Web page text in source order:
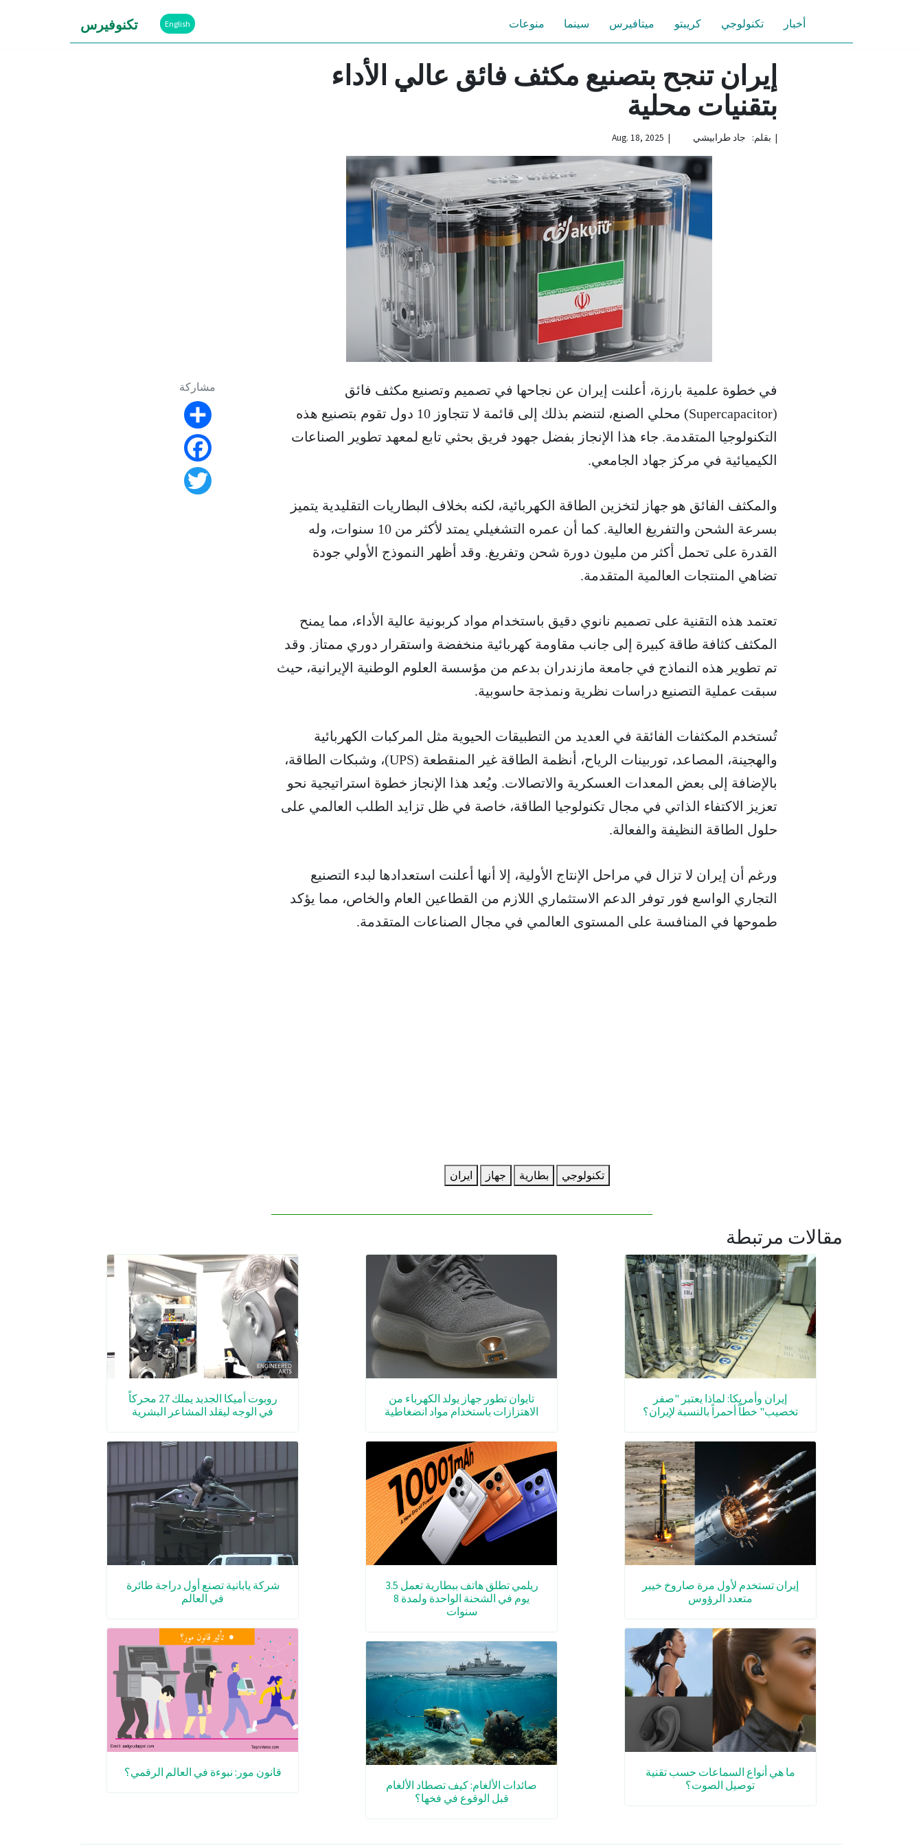
أخبار تكنولوجي كريبتو ميتافيرس سينما منوعات English تكنوفيرس
إيران تنجح بتصنيع مكثف فائق عالي الأداء
بتقنيات محلية
| بقلم: جاد طرابيشي | Aug. 18, 2025
في خطوة علمية بارزة، أعلنت إيران عن نجاحها في تصميم وتصنيع مكثف فائق
(Supercapacitor) محلي الصنع، لتنضم بذلك إلى قائمة لا تتجاوز 10 دول تقوم بتصنيع هذه
التكنولوجيا المتقدمة. جاء هذا الإنجاز بفضل جهود فريق بحثي تابع لمعهد تطوير الصناعات
الكيميائية في مركز جهاد الجامعي.
والمكثف الفائق هو جهاز لتخزين الطاقة الكهربائية، لكنه بخلاف البطاريات التقليدية يتميز
بسرعة الشحن والتفريغ العالية. كما أن عمره التشغيلي يمتد لأكثر من 10 سنوات، وله
القدرة على تحمل أكثر من مليون دورة شحن وتفريغ. وقد أظهر النموذج الأولي جودة
تضاهي المنتجات العالمية المتقدمة.
تعتمد هذه التقنية على تصميم نانوي دقيق باستخدام مواد كربونية عالية الأداء، مما يمنح
المكثف كثافة طاقة كبيرة إلى جانب مقاومة كهربائية منخفضة واستقرار دوري ممتاز. وقد
تم تطوير هذه النماذج في جامعة مازندران بدعم من مؤسسة العلوم الوطنية الإيرانية، حيث
سبقت عملية التصنيع دراسات نظرية ونمذجة حاسوبية.
تُستخدم المكثفات الفائقة في العديد من التطبيقات الحيوية مثل المركبات الكهربائية
والهجينة، المصاعد، توربينات الرياح، أنظمة الطاقة غير المنقطعة (UPS)، وشبكات الطاقة،
بالإضافة إلى بعض المعدات العسكرية والاتصالات. ويُعد هذا الإنجاز خطوة استراتيجية نحو
تعزيز الاكتفاء الذاتي في مجال تكنولوجيا الطاقة، خاصة في ظل تزايد الطلب العالمي على
حلول الطاقة النظيفة والفعالة.
ورغم أن إيران لا تزال في مراحل الإنتاج الأولية، إلا أنها أعلنت استعدادها لبدء التصنيع
التجاري الواسع فور توفر الدعم الاستثماري اللازم من القطاعين العام والخاص، مما يؤكد
طموحها في المنافسة على المستوى العالمي في مجال الصناعات المتقدمة.
تكنولوجي بطارية جهاز ايران
مشاركة
Share
Facebook
مقالات مرتبطة
إيران وأمريكا: لماذا يعتبر "صفر
تخصيب" خطاً أحمراً بالنسبة لإيران؟
إيران تستخدم لأول مرة صاروخ خيبر
متعدد الرؤوس
ما هي أنواع السماعات حسب تقنية
توصيل الصوت؟
تايوان تطور جهاز يولد الكهرباء من
الاهتزازات باستخدام مواد انضغاطية
ريلمي تطلق هاتف ببطارية تعمل 3.5
يوم في الشحنة الواحدة ولمدة 8
سنوات
صائدات الألغام: كيف تصطاد الألغام
قبل الوقوع في فخها؟
روبوت أميكا الجديد يملك 27 محركاً
في الوجه ليقلد المشاعر البشرية
شركة يابانية تصنع أول دراجة طائرة
في العالم
قانون مور: نبوءة في العالم الرقمي؟